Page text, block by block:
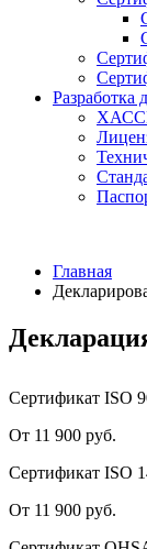
Разработка
Главная
Сертификат ISO
От 11 900 руб.
Сертификат ISO
От 11 900 руб.